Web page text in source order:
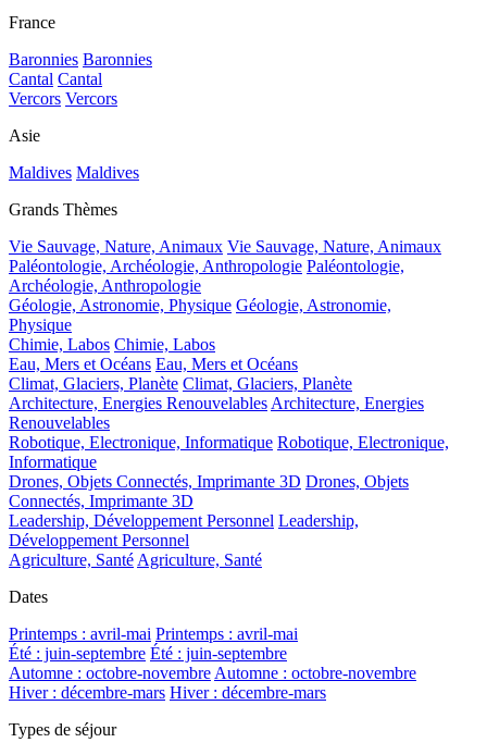
France
Baronnies Baronnies
Cantal Cantal
Vercors Vercors
Asie
Maldives Maldives
Grands Thèmes
Vie Sauvage, Nature, Animaux Vie Sauvage, Nature, Animaux
Paléontologie, Archéologie, Anthropologie Paléontologie,
Archéologie, Anthropologie
Géologie, Astronomie, Physique Géologie, Astronomie,
Physique
Chimie, Labos Chimie, Labos
Eau, Mers et Océans Eau, Mers et Océans
Climat, Glaciers, Planète Climat, Glaciers, Planète
Architecture, Energies Renouvelables Architecture, Energies
Renouvelables
Robotique, Electronique, Informatique Robotique, Electronique,
Informatique
Drones, Objets Connectés, Imprimante 3D Drones, Objets
Connectés, Imprimante 3D
Leadership, Développement Personnel Leadership,
Développement Personnel
Agriculture, Santé Agriculture, Santé
Dates
Printemps : avril-mai Printemps : avril-mai
Été : juin-septembre Été : juin-septembre
Automne : octobre-novembre Automne : octobre-novembre
Hiver : décembre-mars Hiver : décembre-mars
Types de séjour